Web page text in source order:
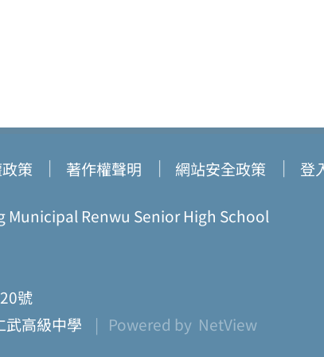
策 著作權聲明 網站安全政策 登
Renwu Senior High School
號
武高級中學 | Powered by NetView